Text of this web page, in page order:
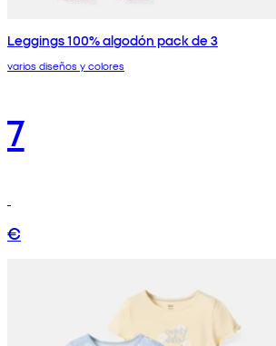
Leggings 100% algodón pack de 3
varios diseños y colores
7
€